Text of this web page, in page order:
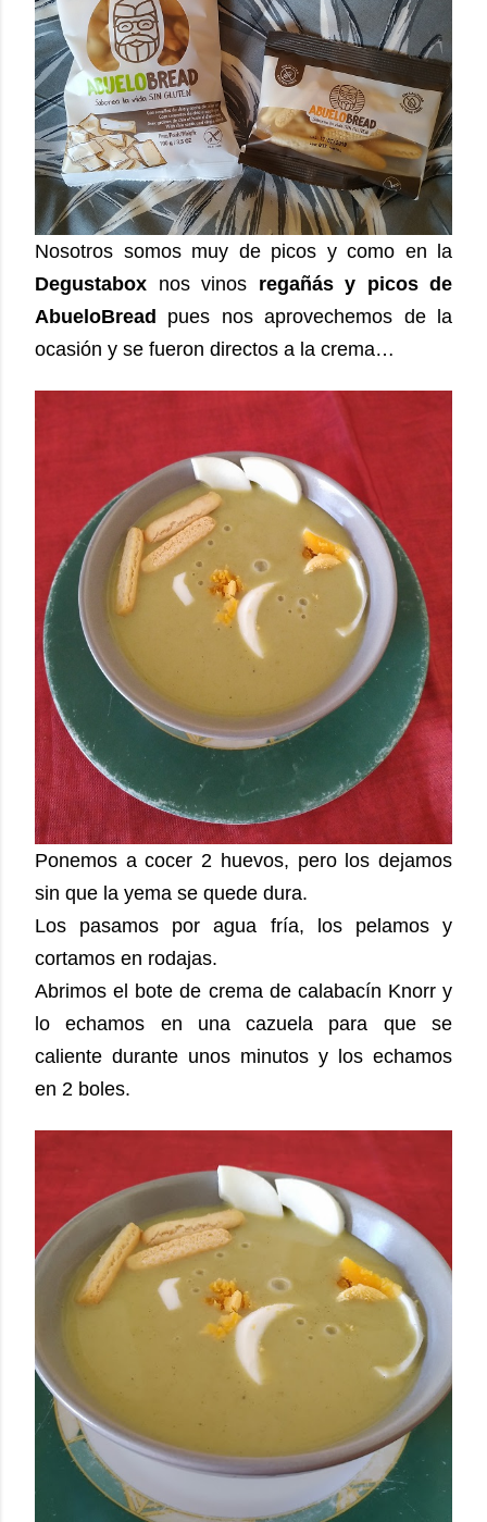
Nosotros somos muy de picos y como en la
Degustabox nos vinos regañás y picos de
AbueloBread
pues nos aprovechemos de la
ocasión y se fueron directos a la crema…
Ponemos a cocer 2 huevos, pero los dejamos
sin que la yema se quede dura.
Los pasamos por agua fría, los pelamos y
cortamos en rodajas.
Abrimos el bote de crema de calabacín Knorr y
lo echamos en una cazuela para que se
caliente durante unos minutos y los echamos
en 2 boles.